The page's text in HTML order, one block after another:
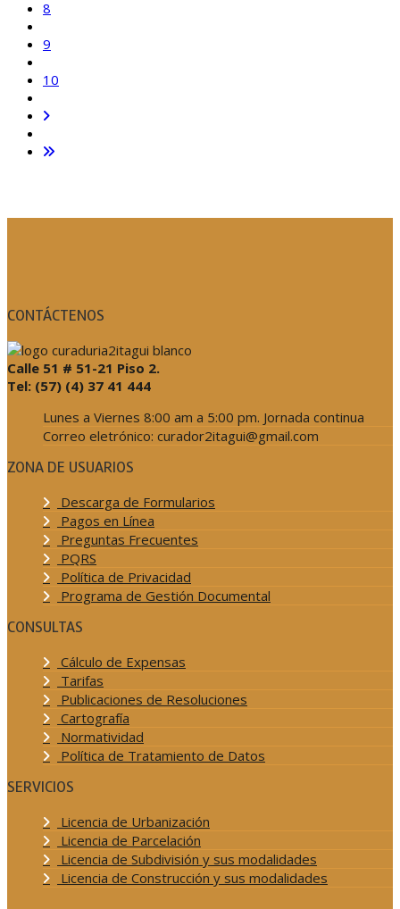
8
9
10
CONTÁCTENOS
Calle 51 # 51-21 Piso 2.
Tel: (57) (4) 37 41 444
Lunes a Viernes 8:00 am a 5:00 pm. Jornada continua
Correo eletrónico: curador2itagui@gmail.com
ZONA DE USUARIOS
Descarga de Formularios
Pagos en Línea
Preguntas Frecuentes
PQRS
Política de Privacidad
Programa de Gestión Documental
CONSULTAS
Cálculo de Expensas
Tarifas
Publicaciones de Resoluciones
Cartografía
Normatividad
Política de Tratamiento de Datos
SERVICIOS
Licencia de Urbanización
Licencia de Parcelación
Licencia de Subdivisión y sus modalidades
Licencia de Construcción y sus modalidades